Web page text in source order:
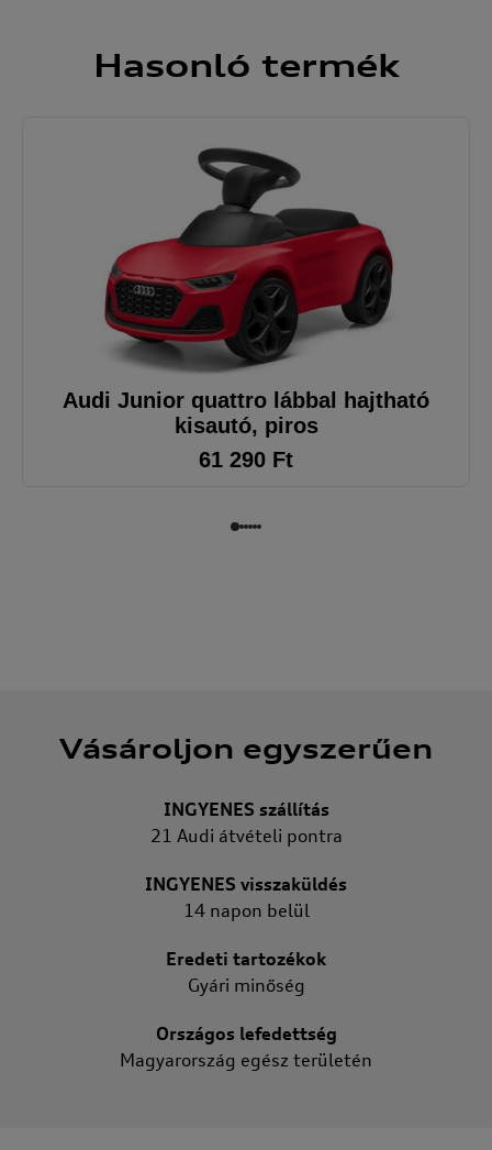
Hasonló termék
Audi Junior quattro lábbal hajtható
kisautó, piros
61 290 Ft
Vásároljon egyszerűen
INGYENES szállítás
21 Audi átvételi pontra
INGYENES visszaküldés
14 napon belül
Eredeti tartozékok
Gyári minőség
Országos lefedettség
Magyarország egész területén